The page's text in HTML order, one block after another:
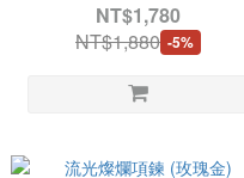
NT$1,780
NT$1,880 -5%